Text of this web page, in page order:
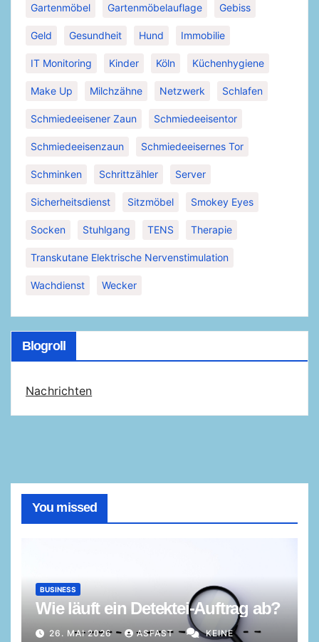
Gartenmöbel Gartenmöbelauflage Gebiss
Geld Gesundheit Hund Immobilie
IT Monitoring Kinder Köln Küchenhygiene
Make Up Milchzähne Netzwerk Schlafen
Schmiedeeisener Zaun Schmiedeeisentor
Schmiedeeisenzaun Schmiedeeisernes Tor
Schminken Schrittzähler Server
Sicherheitsdienst Sitzmöbel Smokey Eyes
Socken Stuhlgang TENS Therapie
Transkutane Elektrische Nervenstimulation
Wachdienst Wecker
Blogroll
Nachrichten
You missed
BUSINESS
Wie läuft ein Detektei-Auftrag ab?
26. MAI 2026 ASFAST KEINE